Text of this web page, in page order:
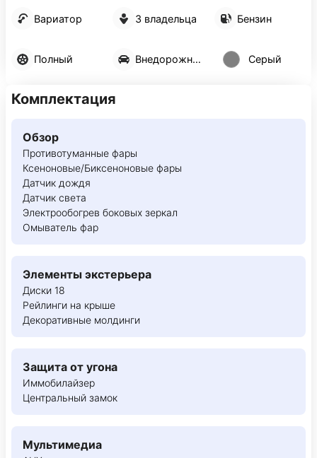
Вариатор 3 владельца Бензин
Полный Внедорожник 5 дв. Серый
Комплектация
Обзор
Противотуманные фары
Ксеноновые/Биксеноновые фары
Датчик дождя
Датчик света
Электрообогрев боковых зеркал
Омыватель фар
Элементы экстерьера
Диски 18
Рейлинги на крыше
Декоративные молдинги
Защита от угона
Иммобилайзер
Центральный замок
Мультимедиа